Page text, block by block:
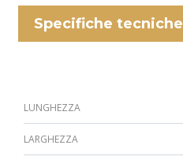
Specifiche tecniche
LUNGHEZZA
LARGHEZZA